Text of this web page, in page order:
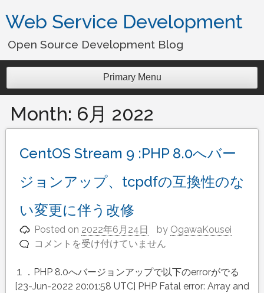
Skip
content
Web Service Development
Open Source Development Blog
Primary Menu
Month: 6月 2022
CentOS Stream 9 :PHP 8.0へバー
ジョンアップ、tcpdfの互換性のな
い変更に伴う改修
Posted on 2022年6月24日 by OgawaKousei
CentOS
9
:PHP
コメントを受け付けていません
１．PHP 8.0へバージョンアップで以下のerrorがでる
[23-Jun-2022 20:01:58 UTC] PHP Fatal error: Array and